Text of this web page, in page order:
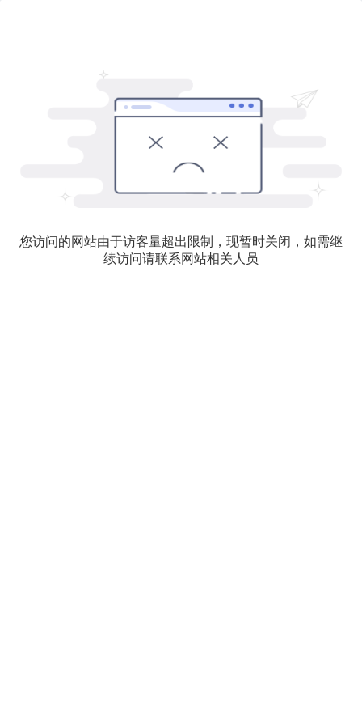
您访问的网站由于访客量超出限制，现暂时关闭，如需继
续访问请联系网站相关人员